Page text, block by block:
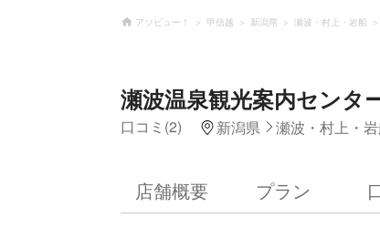
アソビュー！ 甲信越 新潟県 瀬波・村上・岩船
瀬波温泉観光案内センタ
口コミ(2) 新潟県 瀬波・村上・
店舗概要 プラン